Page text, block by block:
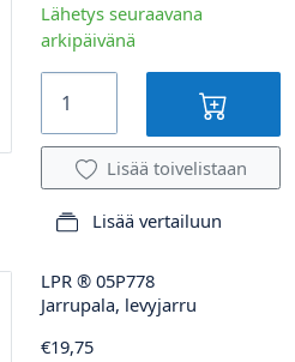
Lähetys seuraavana
arkipäivänä
Lisää toivelistaan
Lisää vertailuun
LPR ® 05P778
Jarrupala, levyjarru
€19,75